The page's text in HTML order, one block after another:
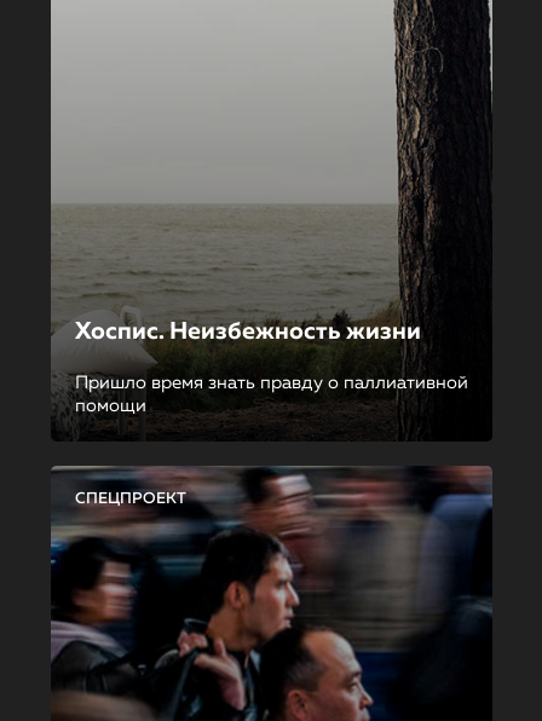
Хоспис. Неизбежность жизни
Пришло время знать правду о паллиативной
помощи
СПЕЦПРОЕКТ